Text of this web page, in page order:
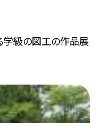
学級の図工の作品展